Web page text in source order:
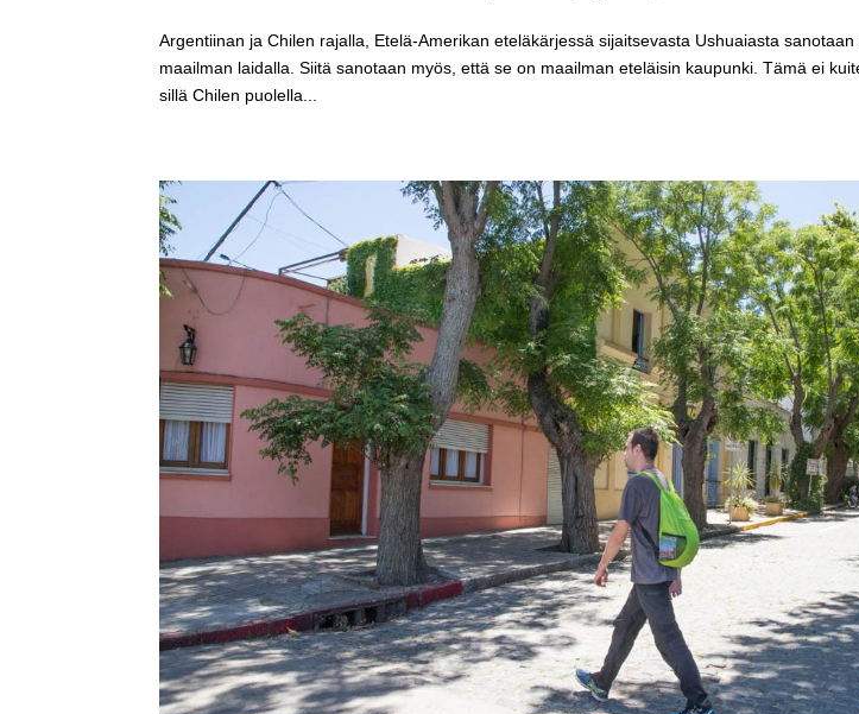
Argentiinan ja Chilen rajalla, Etelä-Amerikan eteläkärjessä sijaitsevasta Ushuaiasta
maailman laidalla. Siitä sanotaan myös, että se on maailman eteläisin kaupunki. Tämä ei
sillä Chilen puolella...